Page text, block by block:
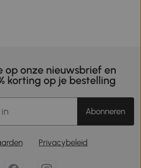
op onze nieuwsbrief en
korting op je bestelling
Abonneren
Privacybeleid